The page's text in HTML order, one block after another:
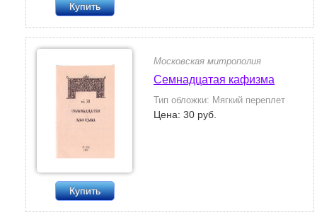
Купить
Купить
Московская митрополия
Семнадцатая кафизма
Тип обложки: Мягкий переплет
Цена: 30 руб.